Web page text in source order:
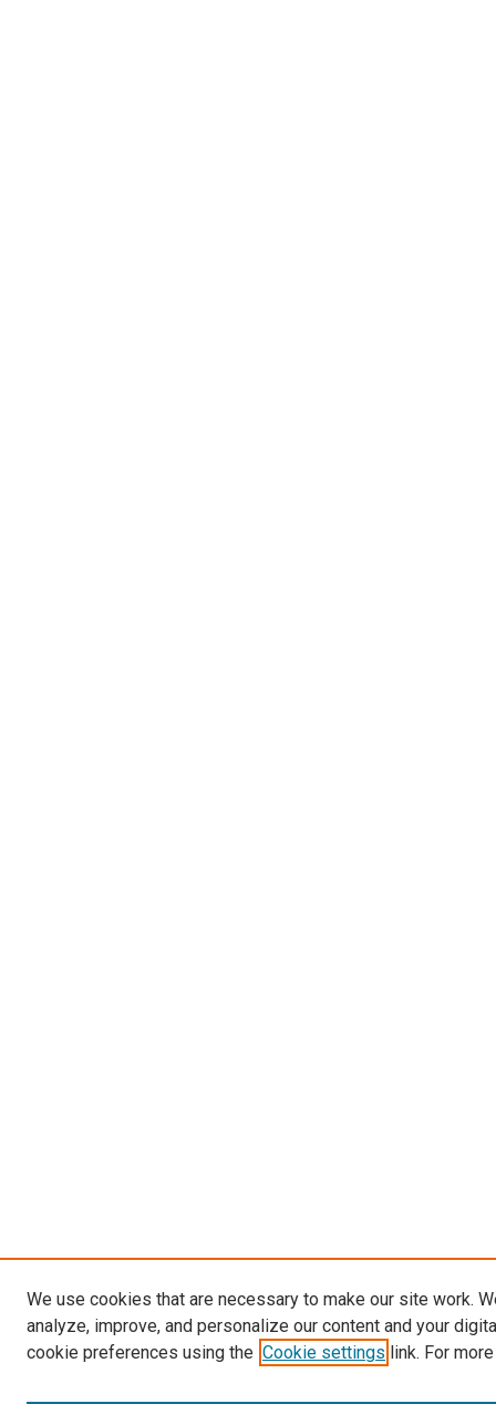
We use cookies that are necessary to make our site work.
analyze, improve, and personalize our content and your
cookie preferences using the Cookie settings link. For